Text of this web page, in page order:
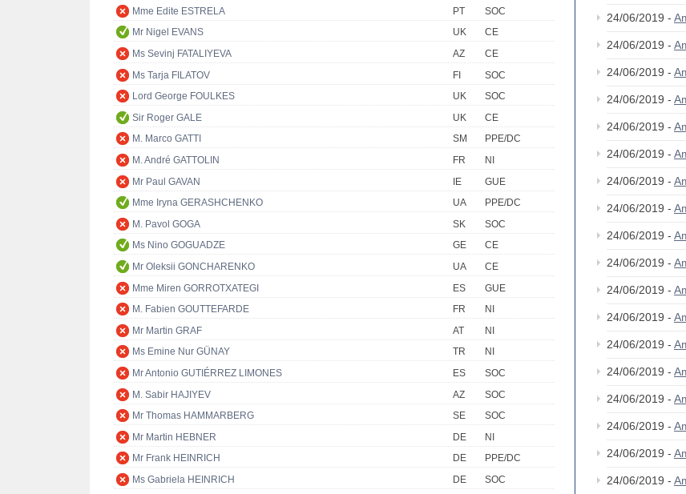
Mme Edite ESTRELA
PT
SOC
Mr Nigel EVANS
UK
CE
Ms Sevinj FATALIYEVA
AZ
CE
Ms Tarja FILATOV
FI
SOC
Lord George FOULKES
UK
SOC
Sir Roger GALE
UK
CE
M. Marco GATTI
SM
PPE/DC
M. André GATTOLIN
FR
NI
Mr Paul GAVAN
IE
GUE
Mme Iryna GERASHCHENKO
UA
PPE/DC
M. Pavol GOGA
SK
SOC
Ms Nino GOGUADZE
GE
CE
Mr Oleksii GONCHARENKO
UA
CE
Mme Miren GORROTXATEGI
ES
GUE
M. Fabien GOUTTEFARDE
FR
NI
Mr Martin GRAF
AT
NI
Ms Emine Nur GÜNAY
TR
NI
Mr Antonio GUTIÉRREZ LIMONES
ES
SOC
M. Sabir HAJIYEV
AZ
SOC
Mr Thomas HAMMARBERG
SE
SOC
Mr Martin HEBNER
DE
NI
Mr Frank HEINRICH
DE
PPE/DC
Ms Gabriela HEINRICH
DE
SOC
24/06/2019 -
24/06/2019 -
24/06/2019 -
24/06/2019 -
24/06/2019 -
24/06/2019 -
24/06/2019 -
24/06/2019 -
24/06/2019 -
24/06/2019 -
24/06/2019 -
24/06/2019 -
24/06/2019 -
24/06/2019 -
24/06/2019 -
24/06/2019 -
24/06/2019 -
24/06/2019 -